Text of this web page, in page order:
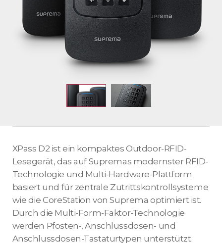
XPass D2 ist ein kompaktes Outdoor-RFID-
Lesegerät, das auf Supremas modernster RFID-
Technologie und Multi-Hardware-Plattform
basiert und für zentrale Zutrittskontrollsysteme
wie die CoreStation von Suprema optimiert ist.
Durch die Multi-Form-Faktor-Technologie
werden Pfosten-, Anschlussdosen- und
Anschlussdosen-Tastaturtypen unterstützt.